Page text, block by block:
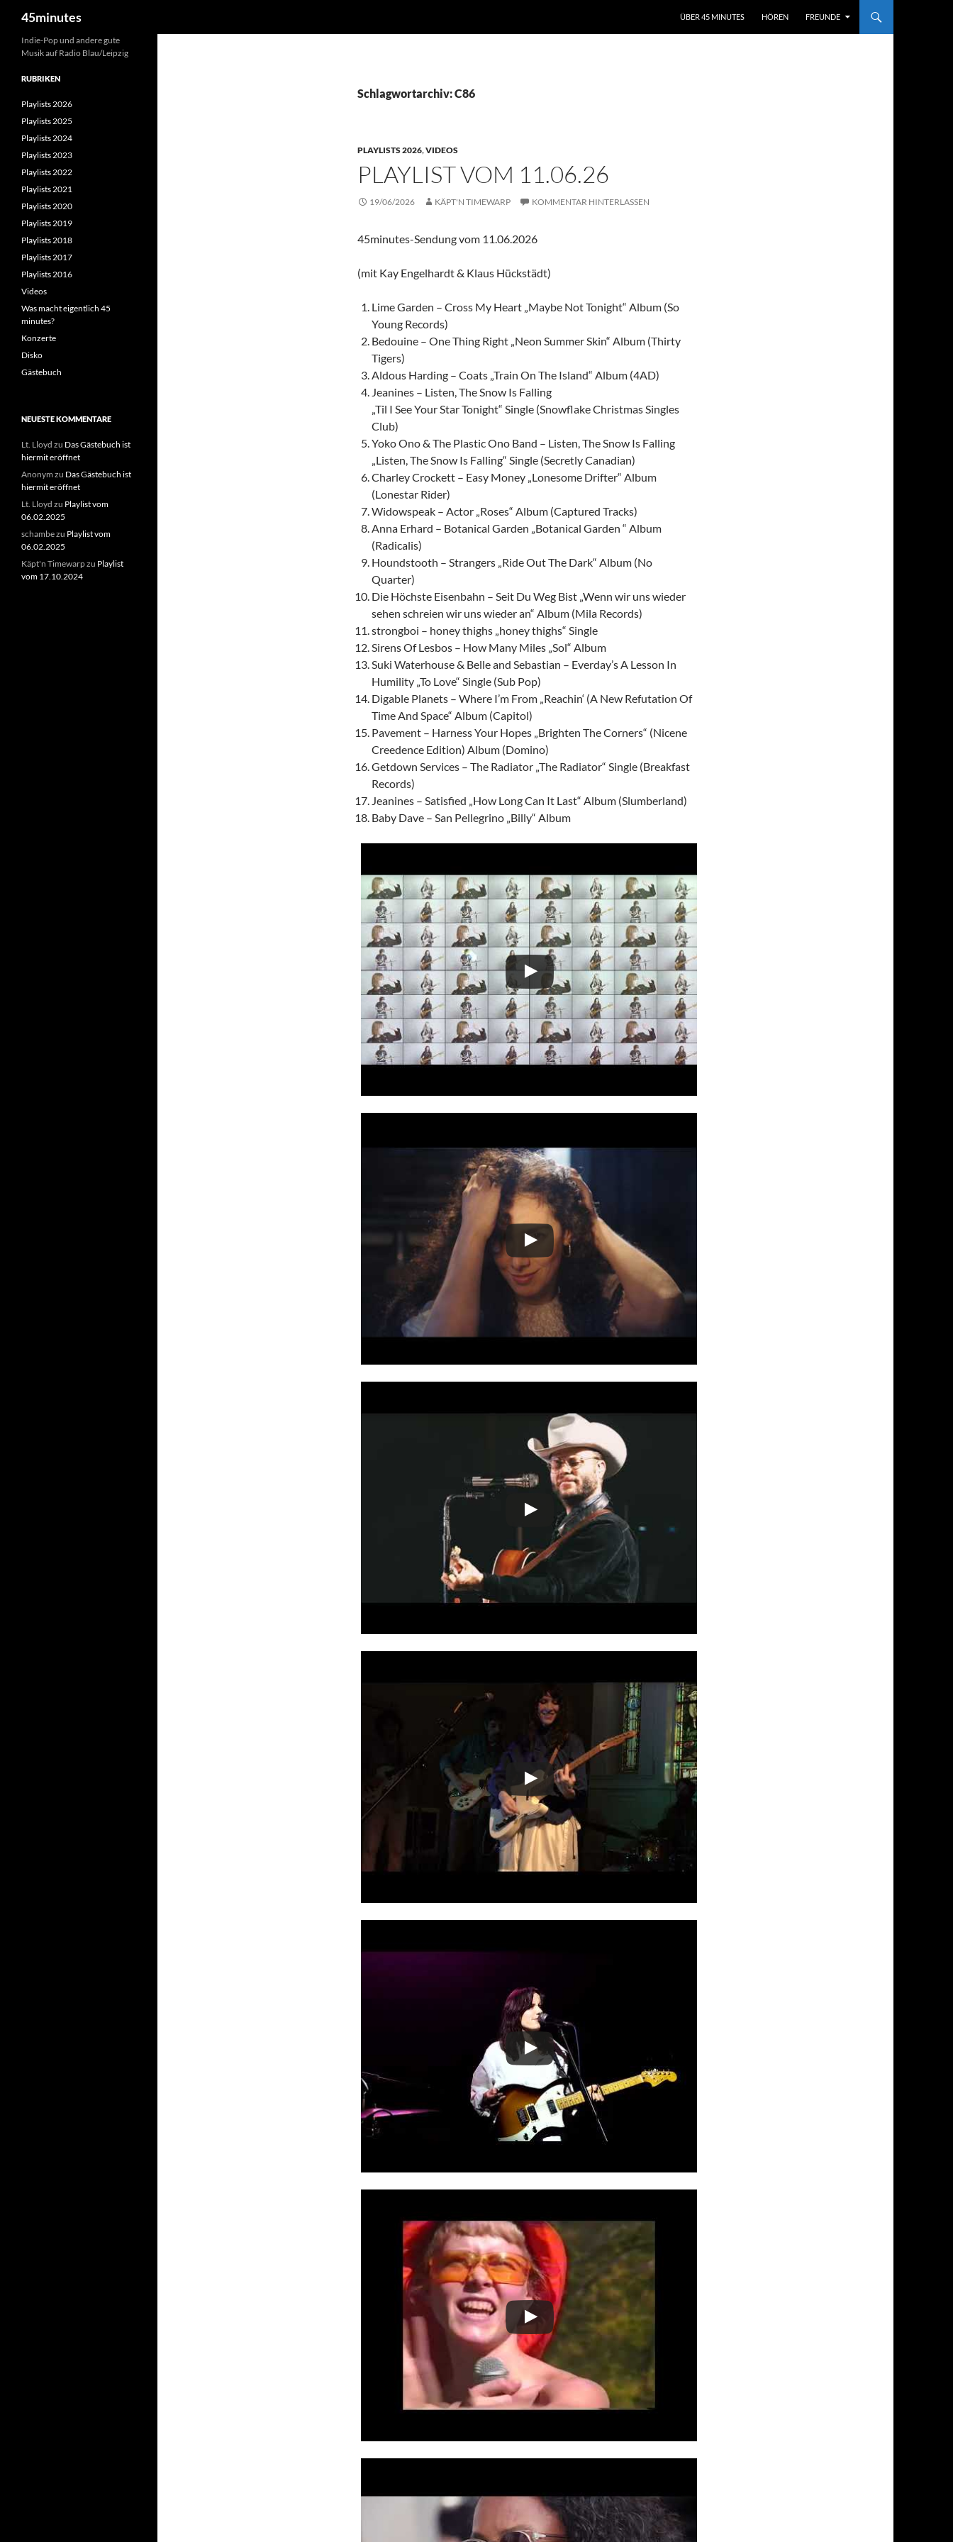
Inhalt
springen
45minutes ÜBER 45 MINUTES HÖREN FREUNDE
Schlagwortarchiv: C86
PLAYLISTS 2026,VIDEOS
PLAYLIST VOM 11.06.26
19/06/2026 KÄPT'N TIMEWARP KOMMENTAR HINTERLASSEN
45minutes-Sendung vom 11.06.2026
(mit Kay Engelhardt & Klaus Hückstädt)
Lime Garden – Cross My Heart „Maybe Not Tonight“ Album (So
Young Records)
Bedouine – One Thing Right „Neon Summer Skin“ Album (Thirty
Tigers)
Aldous Harding – Coats „Train On The Island“ Album (4AD)
Jeanines – Listen, The Snow Is Falling
„Til I See Your Star Tonight“ Single (Snowflake Christmas Singles
Club)
Yoko Ono & The Plastic Ono Band – Listen, The Snow Is Falling
„Listen, The Snow Is Falling“ Single (Secretly Canadian)
Charley Crockett – Easy Money „Lonesome Drifter“ Album
(Lonestar Rider)
Widowspeak – Actor „Roses“ Album (Captured Tracks)
Anna Erhard – Botanical Garden „Botanical Garden “ Album
(Radicalis)
Houndstooth – Strangers „Ride Out The Dark“ Album (No
Quarter)
Die Höchste Eisenbahn – Seit Du Weg Bist „Wenn wir uns wieder
sehen schreien wir uns wieder an“ Album (Mila Records)
strongboi – honey thighs „honey thighs“ Single
Sirens Of Lesbos – How Many Miles „Sol“ Album
Suki Waterhouse & Belle and Sebastian – Everday’s A Lesson In
Humility „To Love“ Single (Sub Pop)
Digable Planets – Where I’m From „Reachin‘ (A New Refutation Of
Time And Space“ Album (Capitol)
Pavement – Harness Your Hopes „Brighten The Corners“ (Nicene
Creedence Edition) Album (Domino)
Getdown Services – The Radiator „The Radiator“ Single (Breakfast
Records)
Jeanines – Satisfied „How Long Can It Last“ Album (Slumberland)
Baby Dave – San Pellegrino „Billy“ Album
Indie-Pop und andere gute
Musik auf Radio Blau/Leipzig
RUBRIKEN
Playlists 2026
Playlists 2025
Playlists 2024
Playlists 2023
Playlists 2022
Playlists 2021
Playlists 2020
Playlists 2019
Playlists 2018
Playlists 2017
Playlists 2016
Videos
Was macht eigentlich 45
minutes?
Konzerte
Disko
Gästebuch
NEUESTE KOMMENTARE
Lt. Lloyd zu Das Gästebuch ist
hiermit eröffnet
Anonym zu Das Gästebuch ist
hiermit eröffnet
Lt. Lloyd zu Playlist vom
06.02.2025
schambezu Playlist vom
06.02.2025
Käpt'n Timewarpzu Playlist
vom 17.10.2024